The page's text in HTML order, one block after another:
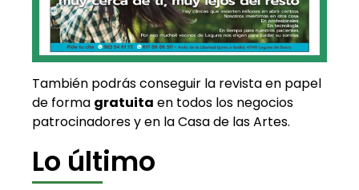
También podrás conseguir la revista en papel
de forma gratuita en todos los negocios
patrocinadores y en la Casa de las Artes.
Lo último